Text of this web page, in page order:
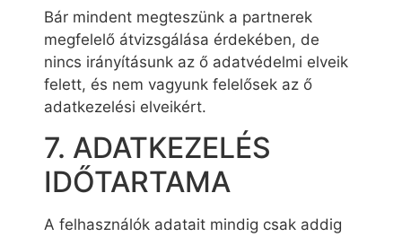
Bár mindent megteszünk a partnerek
megfelelő átvizsgálása érdekében, de
nincs irányításunk az ő adatvédelmi elveik
felett, és nem vagyunk felelősek az ő
adatkezelési elveikért.
7. ADATKEZELÉS
IDŐTARTAMA
A felhasználók adatait mindig csak addig